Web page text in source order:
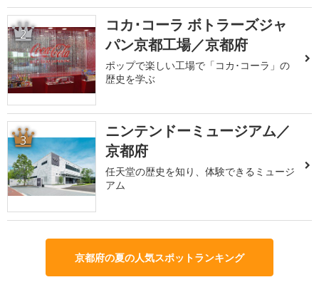
2
コカ･コーラ ボトラーズジャ
パン京都工場／京都府
ポップで楽しい工場で「コカ･コーラ」の
歴史を学ぶ
3
ニンテンドーミュージアム／
京都府
任天堂の歴史を知り、体験できるミュージ
アム
京都府の夏の人気スポットランキング